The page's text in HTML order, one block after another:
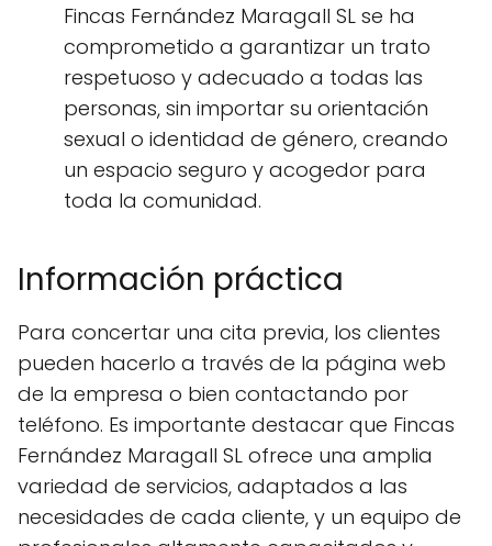
Fincas Fernández Maragall SL se ha
comprometido a garantizar un trato
respetuoso y adecuado a todas las
personas, sin importar su orientación
sexual o identidad de género, creando
un espacio seguro y acogedor para
toda la comunidad.
Información práctica
Para concertar una cita previa, los clientes
pueden hacerlo a través de la página web
de la empresa o bien contactando por
teléfono. Es importante destacar que Fincas
Fernández Maragall SL ofrece una amplia
variedad de servicios, adaptados a las
necesidades de cada cliente, y un equipo de